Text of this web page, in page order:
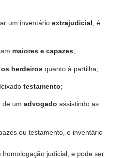
um inventário extrajudicial , é
maiores e capazes;
herdeiros quanto à partilha;
testamento;
de um advogado assistindo as
ou testamento, o inventário
homologação judicial, e pode ser